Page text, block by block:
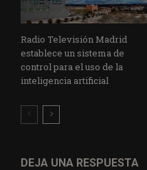
Radio Televisión Madrid
establece un sistema de
control para el uso de la
inteligencia artificial
DEJA UNA RESPUESTA